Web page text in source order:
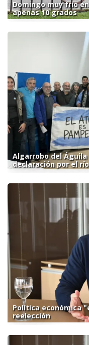
Domingo muy frío
apenas 10 grados
Algarrobo del
declaración por el
Política económica
reelección